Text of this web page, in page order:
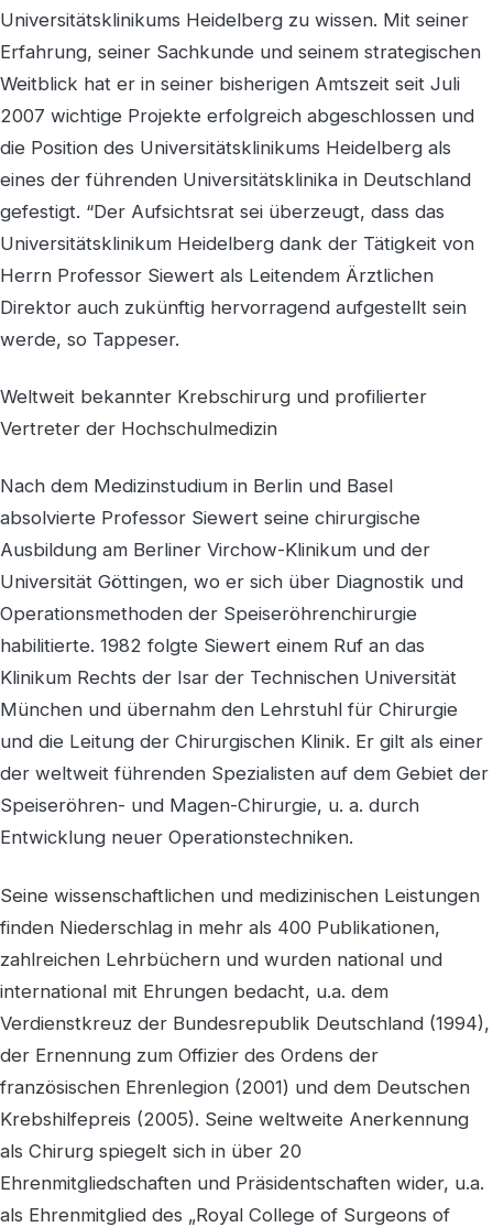
Universitätsklinikums Heidelberg zu wissen. Mit seiner
Erfahrung, seiner Sachkunde und seinem strategischen
Weitblick hat er in seiner bisherigen Amtszeit seit Juli
2007 wichtige Projekte erfolgreich abgeschlossen und
die Position des Universitätsklinikums Heidelberg als
eines der führenden Universitätsklinika in Deutschland
gefestigt. “Der Aufsichtsrat sei überzeugt, dass das
Universitätsklinikum Heidelberg dank der Tätigkeit von
Herrn Professor Siewert als Leitendem Ärztlichen
Direktor auch zukünftig hervorragend aufgestellt sein
werde, so Tappeser.
Weltweit bekannter Krebschirurg und profilierter
Vertreter der Hochschulmedizin
Nach dem Medizinstudium in Berlin und Basel
absolvierte Professor Siewert seine chirurgische
Ausbildung am Berliner Virchow-Klinikum und der
Universität Göttingen, wo er sich über Diagnostik und
Operationsmethoden der Speiseröhrenchirurgie
habilitierte. 1982 folgte Siewert einem Ruf an das
Klinikum Rechts der Isar der Technischen Universität
München und übernahm den Lehrstuhl für Chirurgie
und die Leitung der Chirurgischen Klinik. Er gilt als einer
der weltweit führenden Spezialisten auf dem Gebiet der
Speiseröhren- und Magen-Chirurgie, u. a. durch
Entwicklung neuer Operationstechniken.
Seine wissenschaftlichen und medizinischen Leistungen
finden Niederschlag in mehr als 400 Publikationen,
zahlreichen Lehrbüchern und wurden national und
international mit Ehrungen bedacht, u.a. dem
Verdienstkreuz der Bundesrepublik Deutschland (1994),
der Ernennung zum Offizier des Ordens der
französischen Ehrenlegion (2001) und dem Deutschen
Krebshilfepreis (2005). Seine weltweite Anerkennung
als Chirurg spiegelt sich in über 20
Ehrenmitgliedschaften und Präsidentschaften wider, u.a.
als Ehrenmitglied des „Royal College of Surgeons of